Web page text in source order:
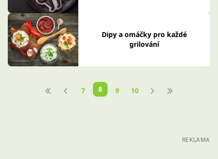
Dipy a omáčky pro každé
grilování
7 8 9 10
REKLAMA